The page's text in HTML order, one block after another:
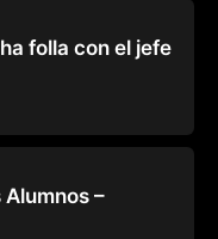
folla con el jefe
–